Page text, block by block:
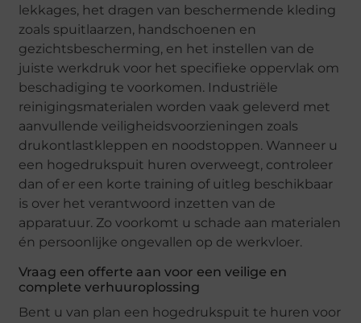
lekkages, het dragen van beschermende kleding
zoals spuitlaarzen, handschoenen en
gezichtsbescherming, en het instellen van de
juiste werkdruk voor het specifieke oppervlak om
beschadiging te voorkomen. Industriële
reinigingsmaterialen worden vaak geleverd met
aanvullende veiligheidsvoorzieningen zoals
drukontlastkleppen en noodstoppen. Wanneer u
een hogedrukspuit huren overweegt, controleer
dan of er een korte training of uitleg beschikbaar
is over het verantwoord inzetten van de
apparatuur. Zo voorkomt u schade aan materialen
én persoonlijke ongevallen op de werkvloer.
Vraag een offerte aan voor een veilige en
complete verhuuroplossing
Bent u van plan een hogedrukspuit te huren voor